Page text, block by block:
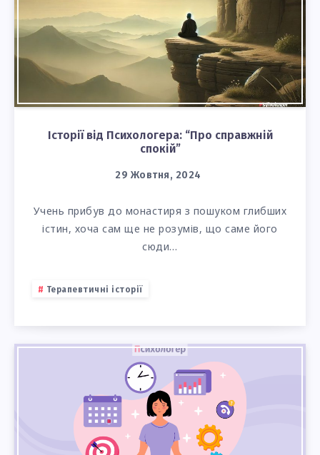
Історії від Психологера: “Про справжній
спокій”
29 Жовтня, 2024
Учень прибув до монастиря з пошуком глибших
істин, хоча сам ще не розумів, що саме його
сюди…
Терапевтичні історії